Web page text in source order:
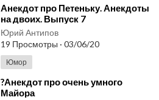
⁣Анекдот про Петеньку. Анекдоты
на двоих. Выпуск 7
Юрий Антипов
19 Просмотры · 03/06/20
Юмор
⁣?Анекдот про очень умного
Майора